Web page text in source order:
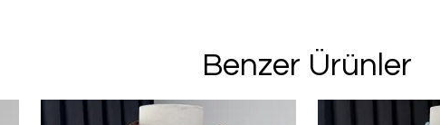
Benzer Ürünler
Bu ve